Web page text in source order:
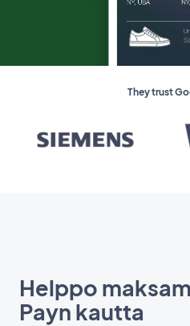
They trust
Helppo
Payn kautta